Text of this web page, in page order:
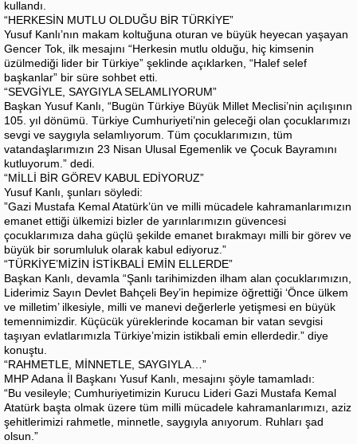
kullandı.
“HERKESİN MUTLU OLDUĞU BİR TÜRKİYE”
Yusuf Kanlı’nın makam koltuğuna oturan ve büyük heyecan yaşayan
Gencer Tok, ilk mesajını “Herkesin mutlu olduğu, hiç kimsenin
üzülmediği lider bir Türkiye” şeklinde açıklarken, “Halef selef
başkanlar” bir süre sohbet etti.
“SEVGİYLE, SAYGIYLA SELAMLIYORUM”
Başkan Yusuf Kanlı, “Bugün Türkiye Büyük Millet Meclisi’nin açılışının
105. yıl dönümü. Türkiye Cumhuriyeti’nin geleceği olan çocuklarımızı
sevgi ve saygıyla selamlıyorum. Tüm çocuklarımızın, tüm
vatandaşlarımızın 23 Nisan Ulusal Egemenlik ve Çocuk Bayramını
kutluyorum.” dedi.
“MİLLİ BİR GÖREV KABUL EDİYORUZ”
Yusuf Kanlı, şunları söyledi:
”Gazi Mustafa Kemal Atatürk’ün ve milli mücadele kahramanlarımızın
emanet ettiği ülkemizi bizler de yarınlarımızın güvencesi
çocuklarımıza daha güçlü şekilde emanet bırakmayı milli bir görev ve
büyük bir sorumluluk olarak kabul ediyoruz.”
“TÜRKİYE’MİZİN İSTİKBALİ EMİN ELLERDE”
Başkan Kanlı, devamla “Şanlı tarihimizden ilham alan çocuklarımızın,
Liderimiz Sayın Devlet Bahçeli Bey’in hepimize öğrettiği ‘Önce ülkem
ve milletim’ ilkesiyle, milli ve manevi değerlerle yetişmesi en büyük
temennimizdir. Küçücük yüreklerinde kocaman bir vatan sevgisi
taşıyan evlatlarımızla Türkiye’mizin istikbali emin ellerdedir.” diye
konuştu.
“RAHMETLE, MİNNETLE, SAYGIYLA…”
MHP Adana İl Başkanı Yusuf Kanlı, mesajını şöyle tamamladı:
“Bu vesileyle; Cumhuriyetimizin Kurucu Lideri Gazi Mustafa Kemal
Atatürk başta olmak üzere tüm milli mücadele kahramanlarımızı, aziz
şehitlerimizi rahmetle, minnetle, saygıyla anıyorum. Ruhları şad
olsun.”